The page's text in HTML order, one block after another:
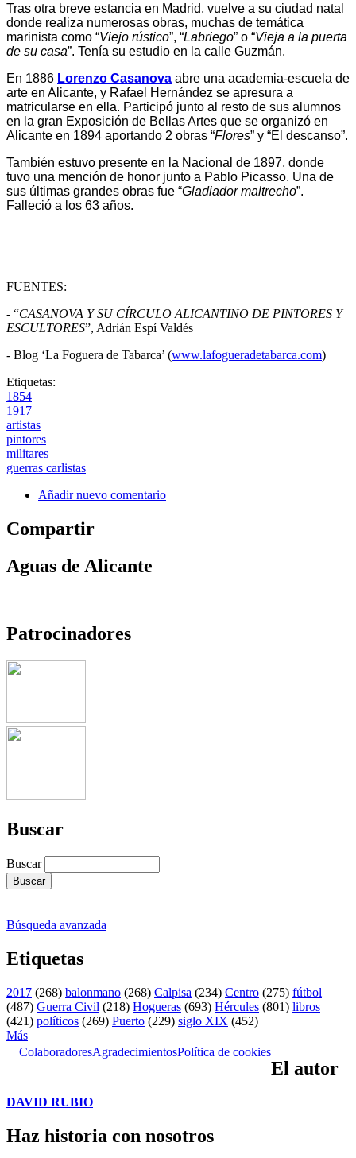
Tras otra breve estancia en Madrid, vuelve a su ciudad natal
donde realiza numerosas obras, muchas de temática
marinista como “Viejo rústico”, “Labriego” o “Vieja a la puerta
de su casa”. Tenía su estudio en la calle Guzmán.
En 1886 Lorenzo Casanova abre una academia-escuela de
arte en Alicante, y Rafael Hernández se apresura a
matricularse en ella. Participó junto al resto de sus alumnos
en la gran Exposición de Bellas Artes que se organizó en
Alicante en 1894 aportando 2 obras “Flores” y “El descanso”.
También estuvo presente en la Nacional de 1897, donde
tuvo una mención de honor junto a Pablo Picasso. Una de
sus últimas grandes obras fue “Gladiador maltrecho”.
Falleció a los 63 años.
FUENTES:
- “CASANOVA Y SU CÍRCULO ALICANTINO DE PINTORES Y
ESCULTORES”, Adrián Espí Valdés
- Blog ‘La Foguera de Tabarca’ (www.lafogueradetabarca.com)
Etiquetas:
1854
1917
artistas
pintores
militares
guerras carlistas
Añadir nuevo comentario
Compartir
Aguas de Alicante
Patrocinadores
Buscar
Buscar
Búsqueda avanzada
Etiquetas
2017 (268) balonmano (268) Calpisa (234) Centro (275) fútbol
(487) Guerra Civil (218) Hogueras (693) Hércules (801) libros
(421) políticos (269) Puerto (229) siglo XIX (452)
Más
ColaboradoresAgradecimientosPolítica de cookies
El autor
DAVID RUBIO
Haz historia con nosotros